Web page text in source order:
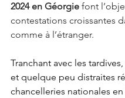
2024 en Géorgie font
contestations croissantes
comme à l’étranger.
Tranchant avec les
et quelque peu distraites
chancelleries nationales